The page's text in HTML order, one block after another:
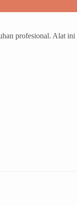
profesional. Alat